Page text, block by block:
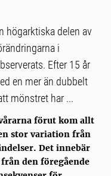
högarktiska delen av
i
Efter 15 år
en mer än dubbelt
mönstret har ...
förut kom allt
stor variation från
Det innebär
den föregående